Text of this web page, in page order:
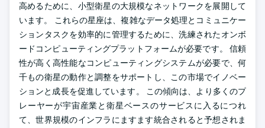
高めるために、小型衛星の大規模なネットワークを展開して
います。 これらの星座は、複雑なデータ処理とコミュニケー
ションタスクを効率的に管理するために、洗練されたオンボ
ードコンピューティングプラットフォームが必要です。 信頼
性が高く高性能なコンピューティングシステムが必要で、何
千もの衛星の動作と調整をサポートし、この市場でイノベー
ションと成長を促進しています。 この傾向は、より多くのプ
レーヤーが宇宙産業と衛星ベースのサービスに入るにつれ
て、世界規模のインフラにますます統合されると予想されま